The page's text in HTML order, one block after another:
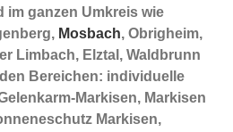
im ganzen Umkreis wie
Mosbach, Obrigheim,
Limbach, Elztal, Waldbrunn
Bereichen: individuelle
Markisen, Markisen
Markisen,